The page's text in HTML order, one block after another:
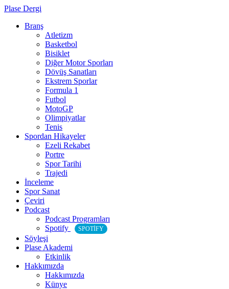
Plase Dergi
Branş
Atletizm
Basketbol
Bisiklet
Diğer Motor Sporları
Dövüş Sanatları
Ekstrem Sporlar
Formula 1
Futbol
MotoGP
Olimpiyatlar
Tenis
Spordan Hikayeler
Ezeli Rekabet
Portre
Spor Tarihi
Trajedi
İnceleme
Spor Sanat
Çeviri
Podcast
Podcast Programları
Spotify
SPOTIFY
Söyleşi
Plase Akademi
Etkinlik
Hakkımızda
Hakkımızda
Künye